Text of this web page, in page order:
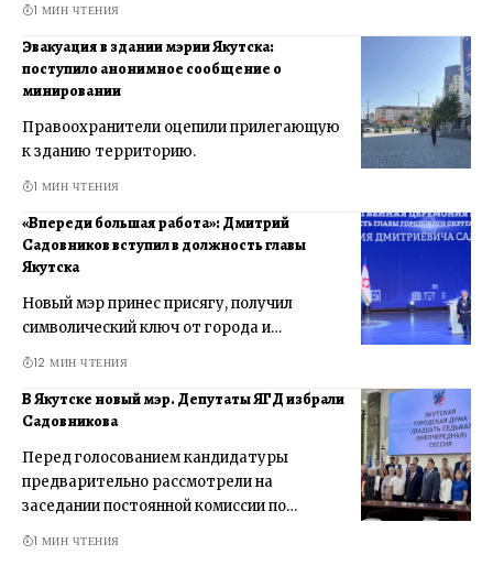
1 МИН ЧТЕНИЯ
Эвакуация в здании мэрии Якутска:
поступило анонимное сообщение о
минировании
Правоохранители оцепили прилегающую
к зданию территорию.
1 МИН ЧТЕНИЯ
«Впереди большая работа»: Дмитрий
Садовников вступил в должность главы
Якутска
Новый мэр принес присягу, получил
символический ключ от города и…
12 МИН ЧТЕНИЯ
В Якутске новый мэр. Депутаты ЯГД избрали
Садовникова
Перед голосованием кандидатуры
предварительно рассмотрели на
заседании постоянной комиссии по…
1 МИН ЧТЕНИЯ